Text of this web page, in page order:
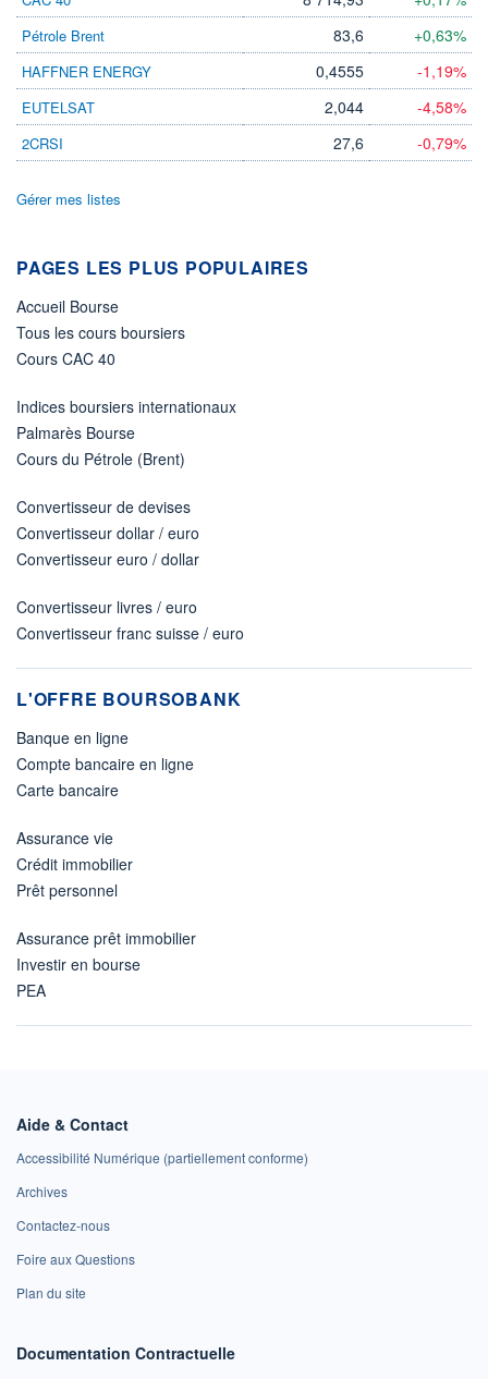
0,00 CAD
PROCHAIN
DIVIDENDE
-
ÉLIGIBILITÉ
Boursobank
Pétrole Brent 83,6 +0,63%
HAFFNER ENERGY 0,4555 -1,19%
EUTELSAT 2,044 -4,58%
2CRSI 27,6 -0,79%
Gérer mes listes
PAGES LES PLUS POPULAIRES
Accueil Bourse
Tous les cours boursiers
Cours CAC 40
Indices boursiers internationaux
Palmarès Bourse
Cours du Pétrole (Brent)
Convertisseur de devises
Convertisseur dollar / euro
Convertisseur euro / dollar
Convertisseur livres / euro
Convertisseur franc suisse / euro
L'OFFRE BOURSOBANK
Banque en ligne
Compte bancaire en ligne
Carte bancaire
Assurance vie
Crédit immobilier
Prêt personnel
Assurance prêt immobilier
Investir en bourse
PEA
Aide & Contact
Accessibilité Numérique (partiellement conforme)
Archives
Contactez-nous
Foire aux Questions
Plan du site
Documentation Contractuelle